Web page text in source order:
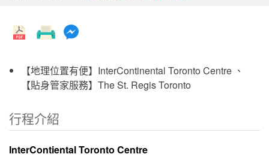
【地理位置有便】InterContinental Toronto Centre 、
【貼身管家服務】The St. Regis Toronto
行程介紹
InterContiental Toronto Centre